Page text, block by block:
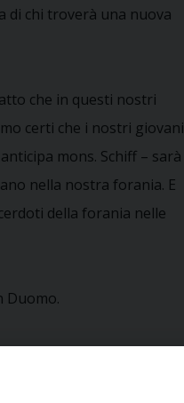
di chi troverà una nuova
che in questi nostri
certi che i nostri giovani
mons. Schiff – sarà
nella nostra forania. E
della forania nelle
Duomo.